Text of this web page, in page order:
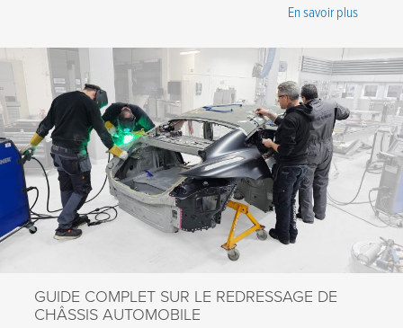
En savoir plus
GUIDE COMPLET SUR LE REDRESSAGE DE
CHÂSSIS AUTOMOBILE